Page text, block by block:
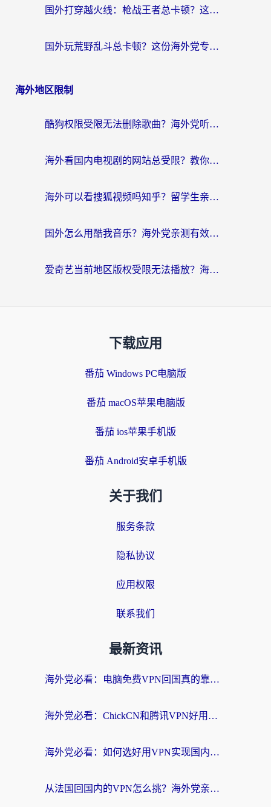
国外打穿越火线：枪战王者总卡顿？这篇加速器推荐下载指南帮你解决延迟难题
国外玩荒野乱斗总卡顿？这份海外党专属的国服游戏加速攻略请收好
海外地区限制
酷狗权限受限无法删除歌曲？海外党听国内音乐的终极解决方案来了
海外看国内电视剧的网站总受限？教你选对回国加速器，轻松追热剧
海外可以看搜狐视频吗知乎？留学生亲测有效的回国加速器选择指南
国外怎么用酷我音乐？海外党亲测有效的回国加速方案，附千千音乐中文歌收听指南
爱奇艺当前地区版权受限无法播放？海外党追剧看电影的终极解决方案来了
下载应用
番茄 Windows PC电脑版
番茄 macOS苹果电脑版
番茄 ios苹果手机版
番茄 Android安卓手机版
关于我们
服务条款
隐私协议
应用权限
联系我们
最新资讯
海外党必看：电脑免费VPN回国真的靠谱吗？附实测对比与最优方案指南
海外党必看：ChickCN和腾讯VPN好用吗？3招选对回国加速器，告别地区限制
海外党必看：如何选好用VPN实现国内资源无缝访问？从越南到全球都适用
从法国回国内的VPN怎么挑？海外党亲测：稳定、多端、安全才是关键